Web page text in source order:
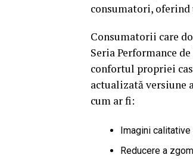
consumatori,
Consumatorii care
Seria Performance
confortul propriei
actualizată versiune
cum ar fi:
Imagini
Reducere a